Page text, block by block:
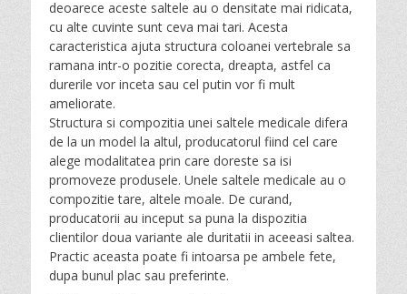
deoarece aceste saltele au o densitate mai ridicata,
cu alte cuvinte sunt ceva mai tari. Acesta
caracteristica ajuta structura coloanei vertebrale sa
ramana intr-o pozitie corecta, dreapta, astfel ca
durerile vor inceta sau cel putin vor fi mult
ameliorate.
Structura si compozitia unei saltele medicale difera
de la un model la altul, producatorul fiind cel care
alege modalitatea prin care doreste sa isi
promoveze produsele. Unele saltele medicale au o
compozitie tare, altele moale. De curand,
producatorii au inceput sa puna la dispozitia
clientilor doua variante ale duritatii in aceeasi saltea.
Practic aceasta poate fi intoarsa pe ambele fete,
dupa bunul plac sau preferinte.